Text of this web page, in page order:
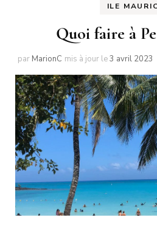
ILE
Quoi faire à
par MarionC mis à jour le3 avril 2023